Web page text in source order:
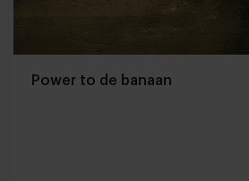
Power to de banaan